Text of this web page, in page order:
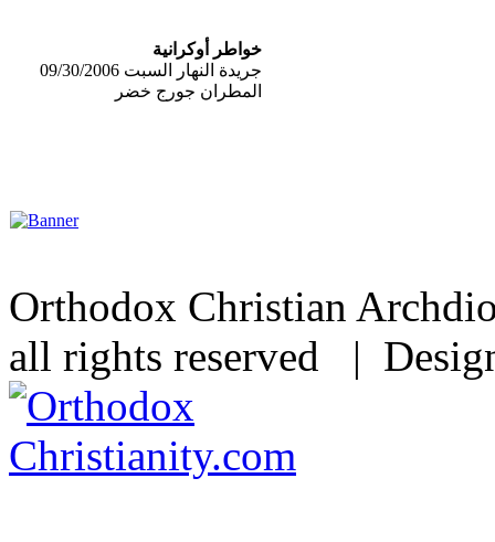
خواطر أوكرانية
جريدة النهار السبت 09/30/2006
المطران جورج خضر
Orthodox Christian
all rights reserved |